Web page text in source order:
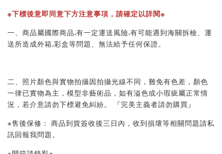
※下標後意即同意下方注意事項，請確定以詳閱※
一、商品屬國際商品.有一定運送風險.有可能遇到海關拆檢、運
送所造成外箱.彩盒等問題、無法給予任何保證。
二、照片顏色與實物拍攝因拍攝光線不同，難免有色差，顏色
一律已實物為主，模型非藝術品，如有溢色或小瑕疵屬正常情
況，若介意請勿下標避免糾紛。 『完美主義者請勿購買』
※售後保修： 商品到貨簽收後三日內，收到損壞等相關問題請私
訊回報我問題。